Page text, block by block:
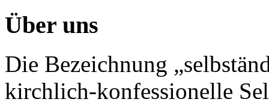
Über uns
Die Bezeichnung
kirchlich-konfessionelle